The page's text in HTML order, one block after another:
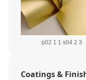
p02 1 1 s04 2 3
Coatings &